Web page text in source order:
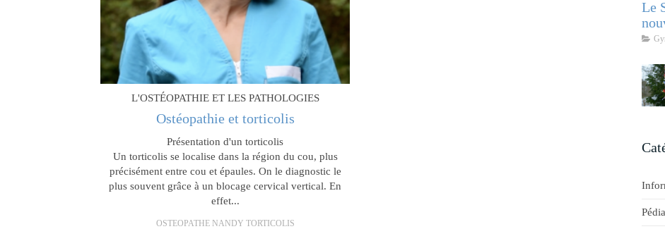
L'OSTÉOPATHIE ET LES PATHOLOGIES
Ostéopathie et torticolis
Présentation d'un torticolis
Un torticolis se localise dans la région du cou, plus
précisément entre cou et épaules. On le diagnostic le
plus souvent grâce à un blocage cervical vertical. En
effet...
OSTEOPATHE NANDY TORTICOLIS
Le